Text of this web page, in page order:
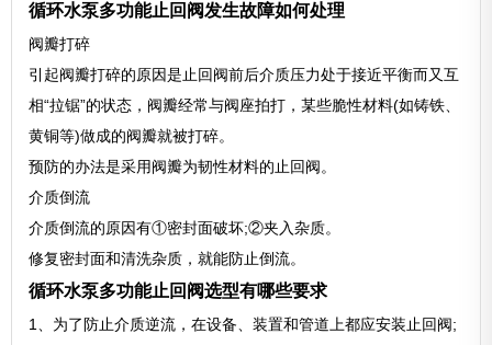
循环水泵多功能止回阀发生故障如何处理
阀瓣打碎
引起阀瓣打碎的原因是止回阀前后介质压力处于接近平衡而又互
相“拉锯”的状态，阀瓣经常与阀座拍打，某些脆性材料(如铸铁、
黄铜等)做成的阀瓣就被打碎。
预防的办法是采用阀瓣为韧性材料的止回阀。
介质倒流
介质倒流的原因有①密封面破坏;②夹入杂质。
修复密封面和清洗杂质，就能防止倒流。
循环水泵多功能止回阀选型有哪些要求
1、为了防止介质逆流，在设备、装置和管道上都应安装止回阀;